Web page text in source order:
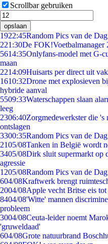
Scrollbar gebruiken
opslaan
1922:45Random Pics van de
221:30De FOK!Voetbalmanager
5614:35Onlyfans-model met G-
maan
2214:09Huisarts per direct uit
1610:32Drone met explosieven
hybride aanval
5509:33Waterschappen slaan
leeg
2306:40Zorgmedewerkster die 's
ontslagen
3300:35Random Pics van de
2105/08Tanken in België wordt
3405/08Dirk sluit supermarkt op
agressie
1205/08Random Pics van de
604/08Kraftwerk brengt
2004/08Apple vecht Britse eis
8404/08'Witte' mannen
probleem
3004/08Ceuta-leider noemt
'gruweldaad'
604/08Grote natuurbrand